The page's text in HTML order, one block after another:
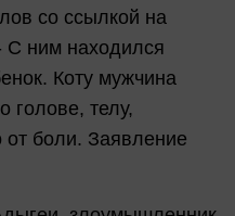
со ссылкой на
С ним находился
Коту мужчина
голове, телу,
от боли. Заявление